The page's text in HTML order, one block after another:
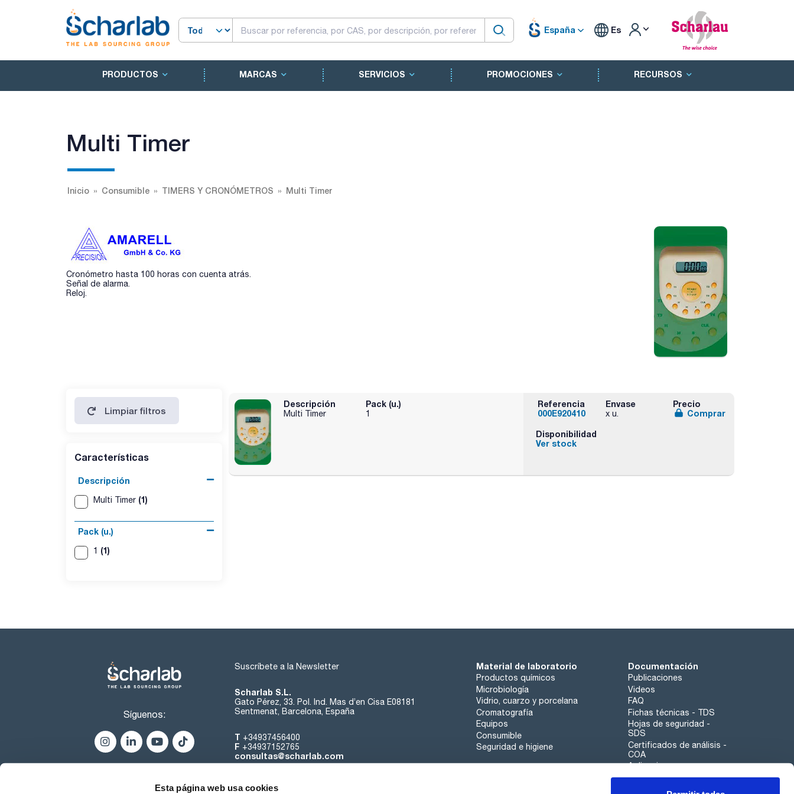
Esta página web usa cookies
España Es
PRODUCTOS MARCAS SERVICIOS PROMOCIONES RECURSOS
Multi Timer
Inicio Consumible TIMERS Y CRONÓMETROS Multi Timer
Cronómetro hasta 100 horas con cuenta atrás.
Señal de alarma.
Reloj.
Limpiar filtros
Características
Descripción
Multi Timer (1)
Pack (u.)
1 (1)
Descripción
Multi Timer
Pack (u.)
1
Referencia
000E920410
Envase
x u.
Precio
Comprar
Disponibilidad
Ver stock
Síguenos:
Suscríbete a la Newsletter
Scharlab S.L.
Gato Pérez, 33. Pol. Ind. Mas d’en Cisa E08181
Sentmenat, Barcelona, España
T +34937456400
F +34937152765
consultas@scharlab.com
Material de laboratorio
Productos químicos
Microbiología
Vidrio, cuarzo y porcelana
Cromatografía
Equipos
Consumible
Seguridad e higiene
Documentación
Publicaciones
Videos
FAQ
Fichas técnicas - TDS
Hojas de seguridad -
SDS
Certificados de análisis -
COA
Aplicaciones
Tabla Periódica